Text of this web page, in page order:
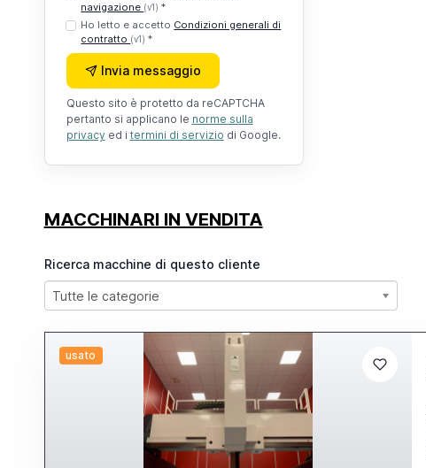
navigazione (v1) *
Ho letto e accetto Condizioni generali di
contratto (v1) *
Invia messaggio
Questo sito è protetto da reCAPTCHA
pertanto si applicano le norme sulla
privacy ed i termini di servizio di Google.
MACCHINARI IN VENDITA
Ricerca macchine di questo cliente
Tutte le categorie
usato